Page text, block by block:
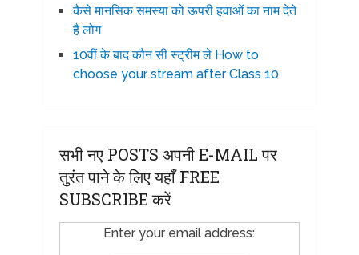
कैसे मानसिक समस्या को ऊपरी हवाओं का नाम देते
है लोग
10वीं के बाद कौन सी स्ट्रीम ले How to
choose your stream after Class 10
सभी नए POSTS अपनी E-MAIL पर
तुरंत पाने के लिए यहाँ FREE
SUBSCRIBE करें
Enter your email address: